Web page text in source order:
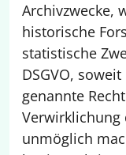
Archivzwecke,
historische
statistische
DSGVO,
genannte
Verwirklichung
unmöglich